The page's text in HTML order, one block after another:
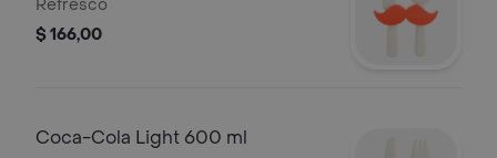
Refresco
$ 166,00
Coca-Cola Light 600 ml